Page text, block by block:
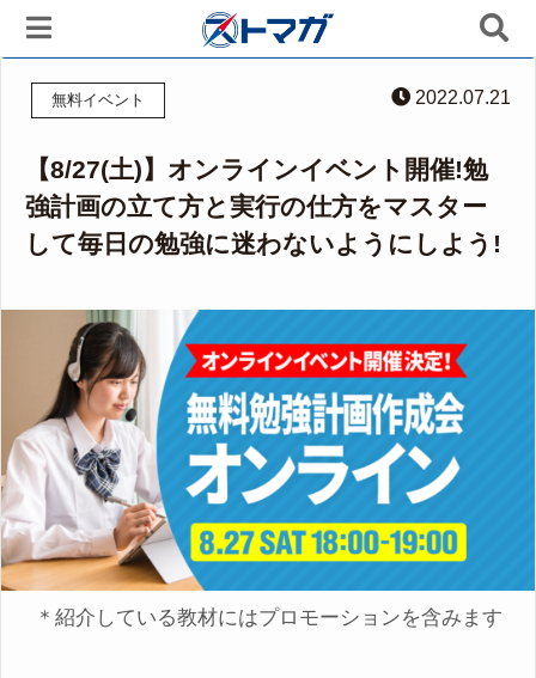
無料イベント 2022.07.21
【8/27(土)】オンラインイベント開催!勉
強計画の立て方と実行の仕方をマスター
して毎日の勉強に迷わないようにしよう!
＊紹介している教材にはプロモーションを含みます